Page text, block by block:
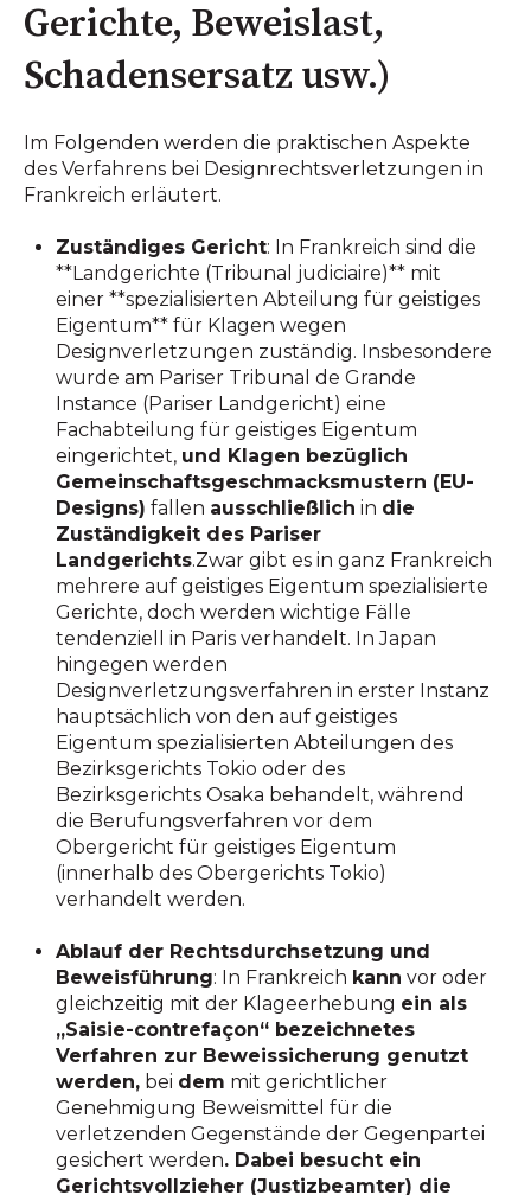
Gerichte, Beweislast,
Schadensersatz usw.)
Im Folgenden werden die praktischen Aspekte
des Verfahrens bei Designrechtsverletzungen in
Frankreich erläutert.
Zuständiges Gericht: In Frankreich sind die
**Landgerichte (Tribunal judiciaire)** mit
einer **spezialisierten Abteilung für geistiges
Eigentum** für Klagen wegen
Designverletzungen zuständig. Insbesondere
wurde am Pariser Tribunal de Grande
Instance (Pariser Landgericht) eine
Fachabteilung für geistiges Eigentum
eingerichtet, und Klagen bezüglich
Gemeinschaftsgeschmacksmustern (EU-
Designs) fallen ausschließlich in die
Zuständigkeit des Pariser
Landgerichts.Zwar gibt es in ganz Frankreich
mehrere auf geistiges Eigentum spezialisierte
Gerichte, doch werden wichtige Fälle
tendenziell in Paris verhandelt. In Japan
hingegen werden
Designverletzungsverfahren in erster Instanz
hauptsächlich von den auf geistiges
Eigentum spezialisierten Abteilungen des
Bezirksgerichts Tokio oder des
Bezirksgerichts Osaka behandelt, während
die Berufungsverfahren vor dem
Obergericht für geistiges Eigentum
(innerhalb des Obergerichts Tokio)
verhandelt werden.
Ablauf der Rechtsdurchsetzung und
Beweisführung: In Frankreich kann vor oder
gleichzeitig mit der Klageerhebung ein als
„Saisie-contrefaçon“ bezeichnetes
Verfahren zur Beweissicherung genutzt
werden, bei dem mit gerichtlicher
Genehmigung Beweismittel für die
verletzenden Gegenstände der Gegenpartei
gesichert werden. Dabei besucht ein
Gerichtsvollzieher (Justizbeamter) die